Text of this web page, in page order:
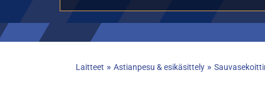
Laitteet » Astianpesu & esikäsittely»